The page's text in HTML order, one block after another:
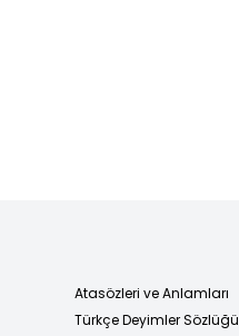
Atasözleri ve Anlamları
Türkçe Deyimler Sözlüğü